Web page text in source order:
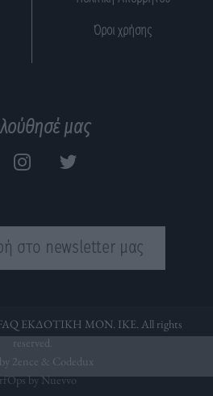
Όροι χρήσης
μας
στο newsletter μας
FAQ ΕΚΔΟΤΙΚΗ ΜΟΝ. ΙΚΕ. All rights
reserved.
2ence & Codedux
by Nuevvo